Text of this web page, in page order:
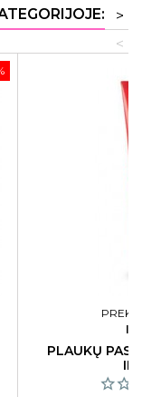
>
<
PLAUKŲ